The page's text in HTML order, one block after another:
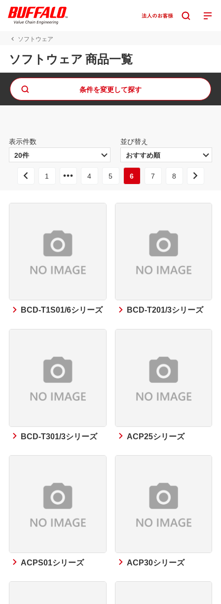
ソフトウェア
ソフトウェア 商品一覧
条件を変更して探す
表示件数 並び替え
1 4 5 6 7 8
BCD-T1S01/6シリーズ BCD-T201/3シリーズ
BCD-T301/3シリーズ ACP25シリーズ
ACPS01シリーズ ACP30シリーズ